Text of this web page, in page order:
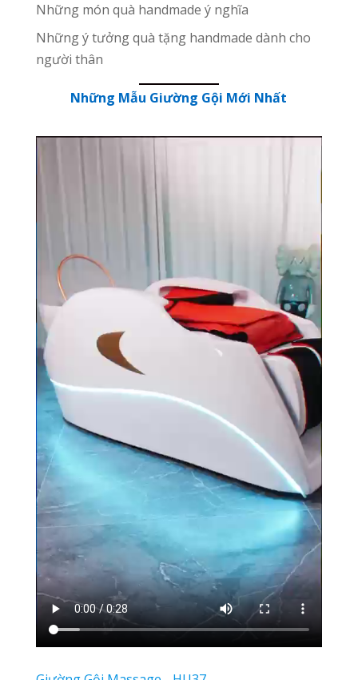
Những món quà handmade ý nghĩa
Những ý tưởng quà tặng handmade dành cho
người thân
Những Mẫu Giường Gội Mới Nhất